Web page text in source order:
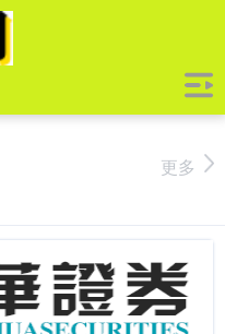
更多